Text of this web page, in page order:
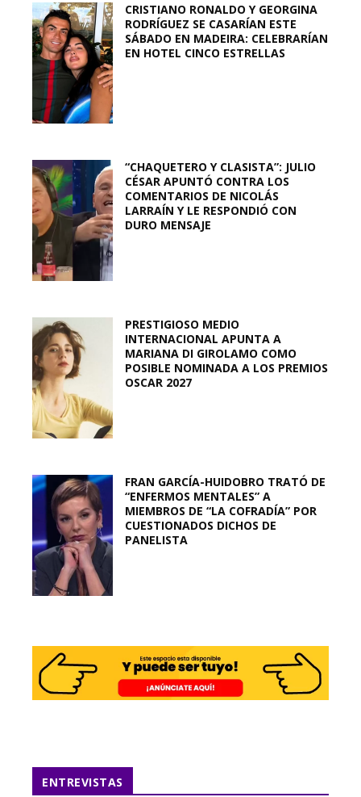
CRISTIANO RONALDO Y GEORGINA
RODRÍGUEZ SE CASARÍAN ESTE
SÁBADO EN MADEIRA: CELEBRARÍAN
EN HOTEL CINCO ESTRELLAS
“CHAQUETERO Y CLASISTA”: JULIO
CÉSAR APUNTÓ CONTRA LOS
COMENTARIOS DE NICOLÁS
LARRAÍN Y LE RESPONDIÓ CON
DURO MENSAJE
PRESTIGIOSO MEDIO
INTERNACIONAL APUNTA A
MARIANA DI GIROLAMO COMO
POSIBLE NOMINADA A LOS PREMIOS
OSCAR 2027
FRAN GARCÍA-HUIDOBRO TRATÓ DE
“ENFERMOS MENTALES” A
MIEMBROS DE “LA COFRADÍA” POR
CUESTIONADOS DICHOS DE
PANELISTA
ENTREVISTAS